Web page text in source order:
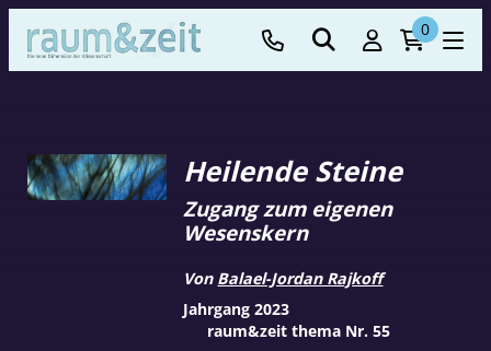
0
Heilende Steine
Zugang zum eigenen
Wesenskern
Von Balael-Jordan Rajkoff
Jahrgang 2023
raum&zeit thema Nr. 55